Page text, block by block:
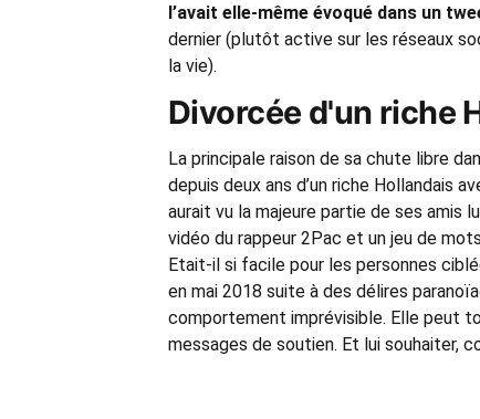
l’avait elle-même évoqué dans un
dernier (plutôt active sur les réseaux
la vie).
Divorcée d'un riche
La principale raison de sa chute libre
depuis deux ans d’un riche Hollandais
aurait vu la majeure partie de ses amis
vidéo du rappeur 2Pac et un jeu de
Etait-il si facile pour les personnes
en mai 2018 suite à des délires
comportement imprévisible. Elle peut
messages de soutien. Et lui souhaiter,